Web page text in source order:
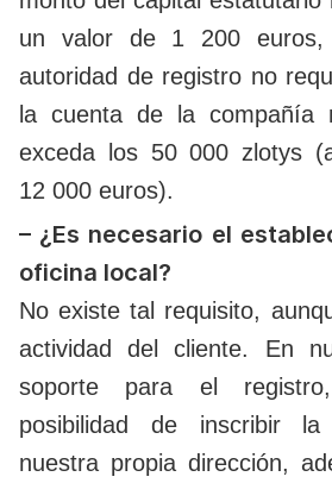
un valor de 1 200 euros,
autoridad de registro no
la cuenta de la compañía
exceda los 50 000 zlotys
12 000 euros).
– ¿Es necesario el
oficina local?
No existe tal requisito,
actividad del cliente. En
soporte para el
posibilidad de inscribir
nuestra propia dirección,